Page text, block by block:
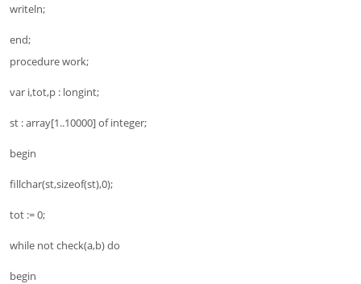
writeln;
end;
procedure work;
var i,tot,p : longint;
st : array[1..10000] of integer;
begin
fillchar(st,sizeof(st),0);
tot := 0;
while not check(a,b) do
begin